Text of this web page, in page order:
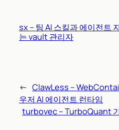
sx – 팀 AI 스킬과 에이전트
는 vault 관리자
← ClawLess –
우저 AI 에이전트 런타임
turbovec – TurboQuant